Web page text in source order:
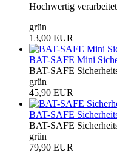
Hochwertig
grün
13,00 EUR
BAT-SAFE Mini
BAT-SAFE
grün
45,90 EUR
BAT-SAFE
BAT-SAFE
grün
79,90 EUR